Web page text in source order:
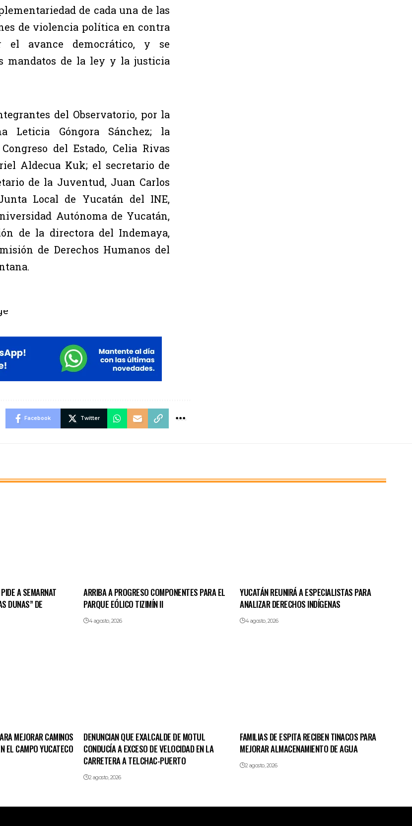
de cada una de las
de violencia política en contra
el avance democrático, y se
mandatos de la ley y la justicia
del Observatorio, por la
Leticia Góngora Sánchez; la
del Estado, Celia Rivas
Aldecua Kuk; el secretario de
de la Juventud, Juan Carlos
Local de Yucatán del INE,
Autónoma de Yucatán,
de la directora del Indemaya,
de Derechos Humanos del
Facebook Twitter
A SEMARNAT
DUNAS” DE
ARRIBA A PROGRESO COMPONENTES PARA EL
PARQUE EÓLICO TIZIMÍN II
4 agosto, 2026
YUCATÁN REUNIRÁ A ESPECIALISTAS PARA
ANALIZAR DERECHOS INDÍGENAS
4 agosto, 2026
MEJORAR CAMINOS
EL CAMPO YUCATECO
DENUNCIAN QUE EXALCALDE DE MOTUL
CONDUCÍA A EXCESO DE VELOCIDAD EN LA
CARRETERA A TELCHAC-PUERTO
2 agosto, 2026
FAMILIAS DE ESPITA RECIBEN TINACOS PARA
MEJORAR ALMACENAMIENTO DE AGUA
2 agosto, 2026